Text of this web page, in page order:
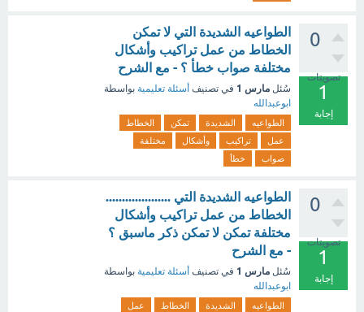
0
تصويتات
1
إجابة
الطواعيه الشديدة التي لا تمكن
الخطاط من عمل تراكيب وأشكال
مختلفة صواب خطأ ؟ - مع الشرح
سُئل مارس 1 في تصنيف أسئلة تعليمية بواسطة
ابوعبدالله
الطواعيه الشديدة تمكن
الخطاط
عمل
تراكيب وأشكال
مختلفة
صواب
خطأ
0
تصويتات
1
إجابة
الطواعيه الشديدة التي ....................
الخطاط من عمل تراكيب وأشكال
مختلفة تمكن لا تمكن ذكر ماسبق ؟
- مع الشرح
سُئل مارس 1 في تصنيف أسئلة تعليمية بواسطة
ابوعبدالله
الطواعيه الشديدة الخطاط
عمل